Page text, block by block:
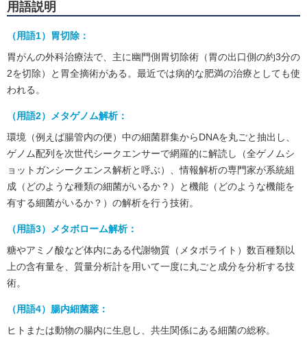
用語説明
（用語1）胃切除：
胃がんの外科治療法で、主に幽門側胃切除術（胃の出口側の約3分の
2を切除）と胃全摘術がある。最近では病的な肥満の治療としても使
われる。
（用語2）メタゲノム解析：
環境（例えば腸管内の便）中の細菌群集からDNAを丸ごと抽出し、
ゲノム配列を次世代シークエンサーで網羅的に解読し（全ゲノムシ
ョットガンシークエンス解析と呼ぶ）、情報解析の専門家が系統組
成（どのような種類の細菌がいるか？）と機能（どのような機能を
有する細菌がいるか？）の解析を行う技術。
（用語3）メタボローム解析：
糖やアミノ酸など体内にある代謝物質（メタボライト）数百種類以
上の含有量を、質量分析計を用いて一度に丸ごと成分を分析する技
術。
（用語4）腸内細菌叢：
ヒトまたは動物の腸内に生息し、共生関係にある細菌の総称。